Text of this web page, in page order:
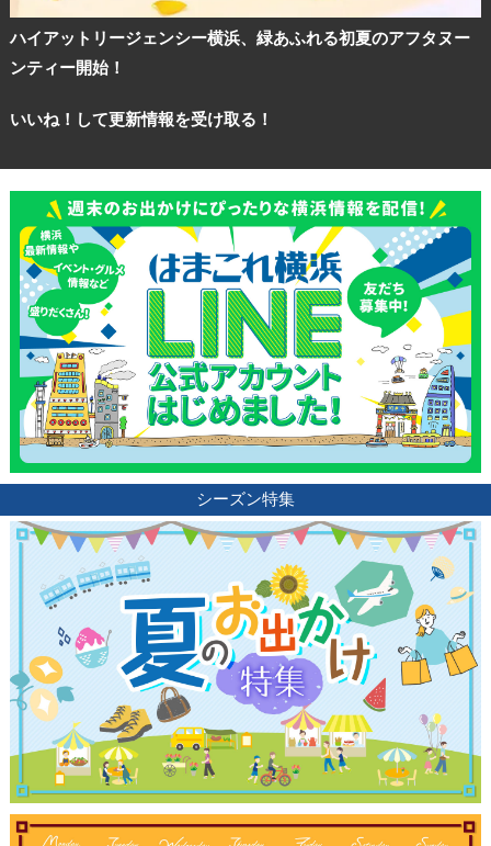
ハイアットリージェンシー横浜、緑あふれる初夏のアフタヌー
ンティー開始！
いいね！して更新情報を受け取る！
シーズン特集
ランキング
ブログ記事
サイトについて